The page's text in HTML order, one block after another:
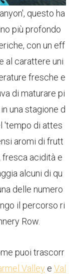
questo ha
più profondo
con un eff
al carattere uni
fresche e
di maturare pi
una stagione d
'tempo di attes
aromi di frutt
fresca acidità e
alcuni di qu
delle numero
il percorso ri
Row.
puoi trascorr
Valley e Val